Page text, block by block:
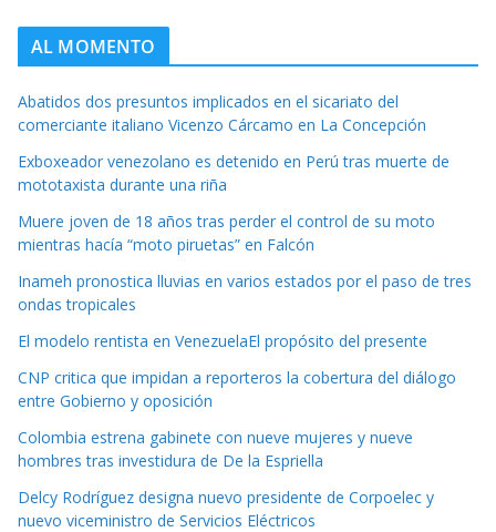
AL MOMENTO
Abatidos dos presuntos implicados en el sicariato del
comerciante italiano Vicenzo Cárcamo en La Concepción
Exboxeador venezolano es detenido en Perú tras muerte de
mototaxista durante una riña
Muere joven de 18 años tras perder el control de su moto
mientras hacía “moto piruetas” en Falcón
Inameh pronostica lluvias en varios estados por el paso de tres
ondas tropicales
El modelo rentista en VenezuelaEl propósito del presente
CNP critica que impidan a reporteros la cobertura del diálogo
entre Gobierno y oposición
Colombia estrena gabinete con nueve mujeres y nueve
hombres tras investidura de De la Espriella
Delcy Rodríguez designa nuevo presidente de Corpoelec y
nuevo viceministro de Servicios Eléctricos